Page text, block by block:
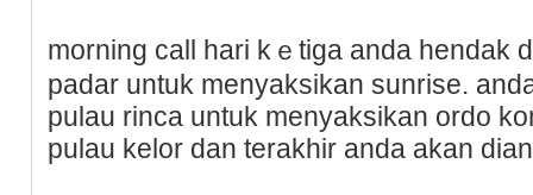
morning call hari kｅtigа anda hendak
padar untuk menyaksikan sunrisе.
pulau rinca untuk menyaksikan ordo
pulau kelor dan terakhir anda akan